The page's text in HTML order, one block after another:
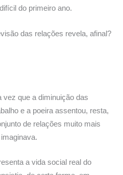
do primeiro ano.
das relações revela, afinal?
vez que a diminuição das
e a poeira assentou, resta,
de relações muito mais
a vida social real do